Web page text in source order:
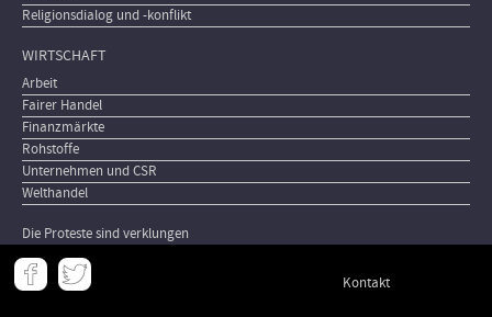
Religionsdialog und -konflikt
WIRTSCHAFT
Arbeit
Fairer Handel
Finanzmärkte
Rohstoffe
Unternehmen und CSR
Welthandel
Die Proteste sind verklungen
Meta
- Kontakt